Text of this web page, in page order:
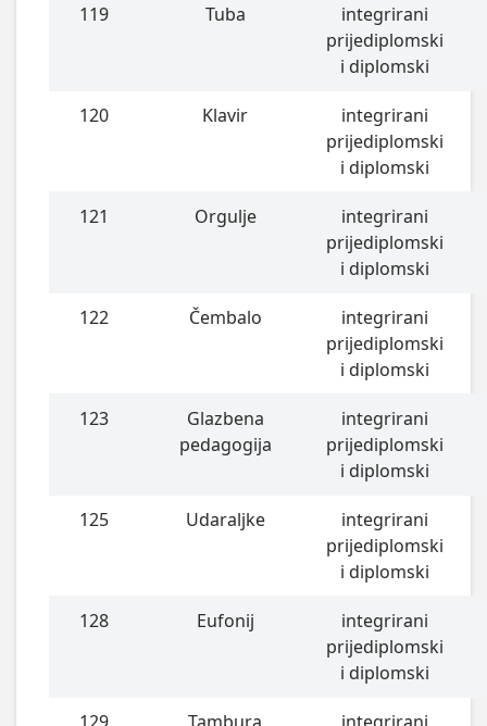
119 Tuba
integrirani
prijediplomski
i diplomski
120 Klavir
integrirani
prijediplomski
i diplomski
121 Orgulje
integrirani
prijediplomski
i diplomski
122 Čembalo
integrirani
prijediplomski
i diplomski
123
Glazbena
pedagogija
integrirani
prijediplomski
i diplomski
125 Udaraljke
integrirani
prijediplomski
i diplomski
128 Eufonij
integrirani
prijediplomski
i diplomski